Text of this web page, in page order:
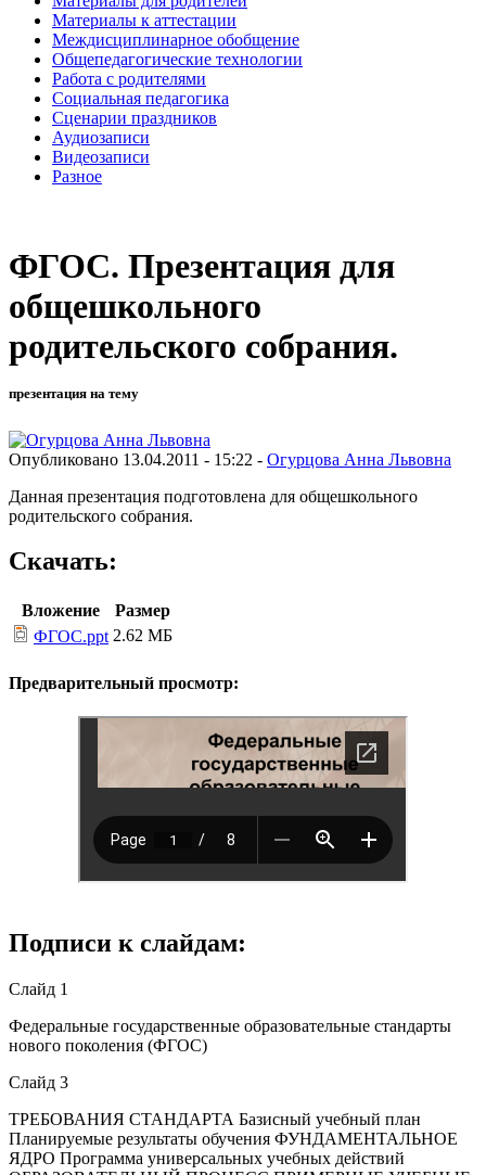
Материалы к аттестации
Междисциплинарное обобщение
Общепедагогические технологии
Работа с родителями
Социальная педагогика
Сценарии праздников
Аудиозаписи
Видеозаписи
Разное
ФГОС. Презентация для
общешкольного
родительского собрания.
презентация на тему
Опубликовано 13.04.2011 - 15:22 - Огурцова Анна Львовна
Данная презентация подготовлена для общешкольного
родительского собрания.
Скачать:
Вложение
Размер
ФГОС.ppt 2.62 МБ
Предварительный просмотр:
Подписи к слайдам:
Слайд 1
Федеральные государственные образовательные стандарты
нового поколения (ФГОС)
Слайд 3
ТРЕБОВАНИЯ СТАНДАРТА Базисный учебный план
Планируемые результаты обучения ФУНДАМЕНТАЛЬНОЕ
ЯДРО Программа универсальных учебных действий